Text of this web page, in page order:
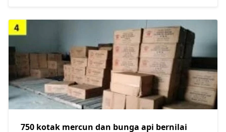
750 kotak mercun dan bunga api bernilai